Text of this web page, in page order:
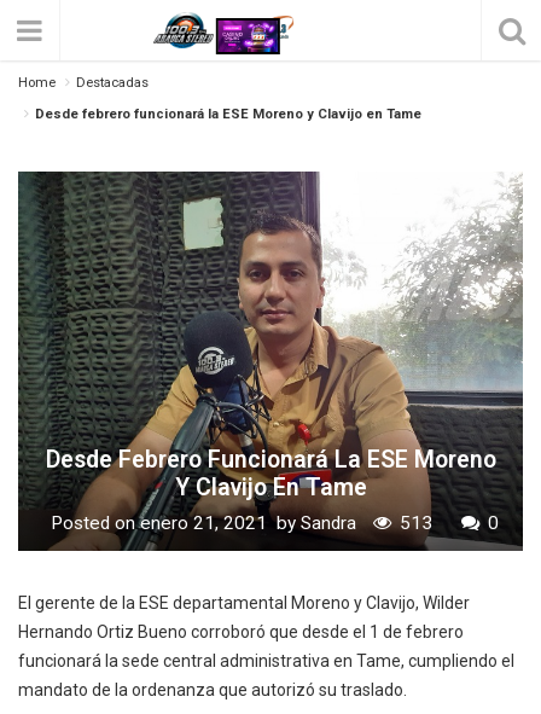
Home
Destacadas
Desde febrero funcionará la ESE Moreno y Clavijo en Tame
Desde Febrero Funcionará La ESE Moreno
Y Clavijo En Tame
Posted onenero 21, 2021 by Sandra 513 0
El gerente de la ESE departamental Moreno y Clavijo, Wilder
Hernando Ortiz Bueno corroboró que desde el 1 de febrero
funcionará la sede central administrativa en Tame, cumpliendo el
mandato de la ordenanza que autorizó su traslado.